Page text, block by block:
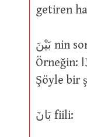
getiren
بَيْنَ nin sonuna ما ya da “elif” eklenirse, bu durumda حِينَ gibi bir işlev görür.
Örneğin: بَيْنَمَا زَيْدٌ يَفْعَلُ كَذَا : Zeyd şöyle bir şey yaparken… ve بَيْنَا يَفْعَلُ كَذَا :
Şöyle bir
بَانَ fiili: